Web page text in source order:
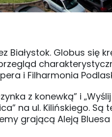
Globus się
i Filharmonia
z konewką” i
na ul. Kilińskiego. Są
grającą Aleją